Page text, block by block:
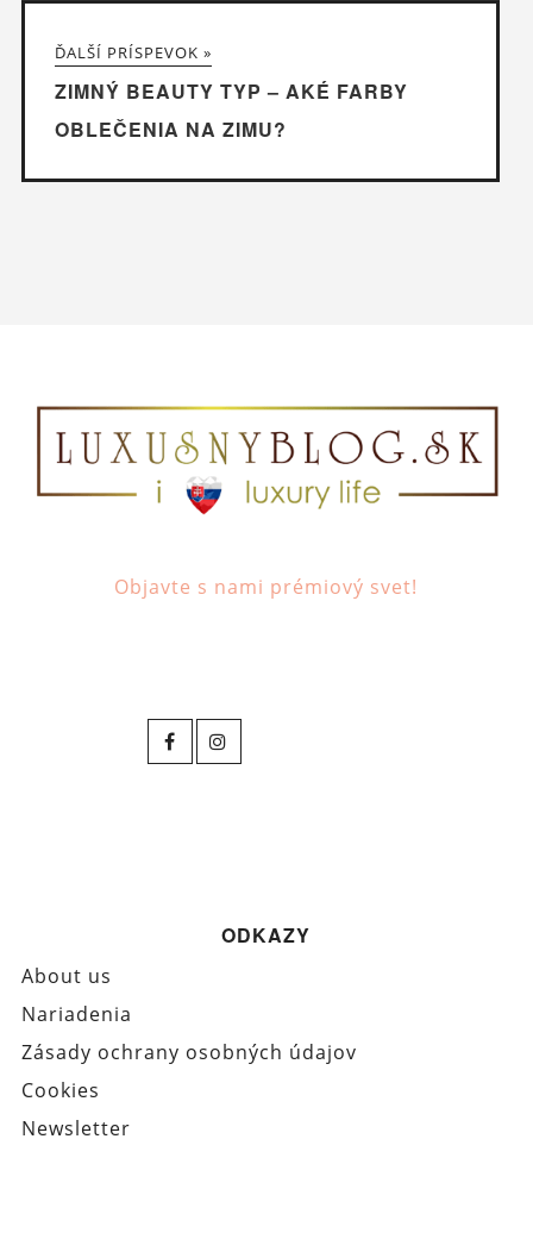
ĎALŠÍ PRÍSPEVOK »
ZIMNÝ BEAUTY TYP – AKÉ FARBY
OBLEČENIA NA ZIMU?
Objavte s nami prémiový svet!
ODKAZY
About us
Nariadenia
Zásady ochrany osobných údajov
Cookies
Newsletter